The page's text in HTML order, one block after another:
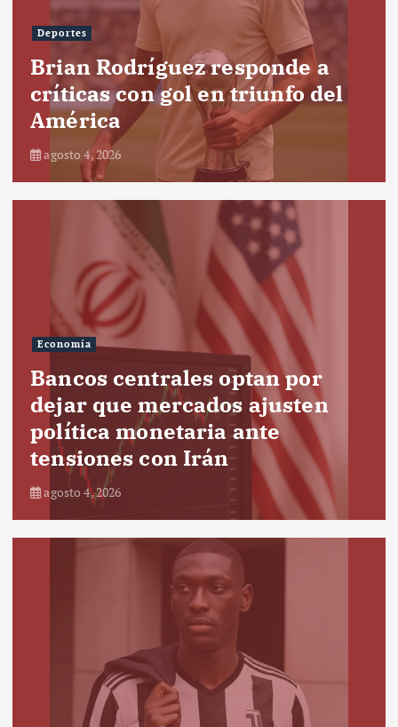
Deportes
Brian Rodríguez responde a
críticas con gol en triunfo del
América
agosto 4, 2026
Economía
Bancos centrales optan por
dejar que mercados ajusten
política monetaria ante
tensiones con Irán
agosto 4, 2026